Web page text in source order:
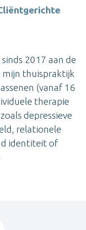
2017 aan de
mijn thuispraktijk
(vanaf 16
therapie
depressieve
relationele
identiteit of